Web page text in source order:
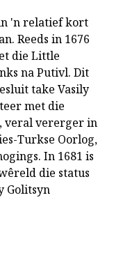
'n relatief kort
Reeds in 1676
die Little
na Putivl. Dit
take Vasily
met die
veral vererger in
Turkse Oorlog,
In 1681 is
die status
Golitsyn